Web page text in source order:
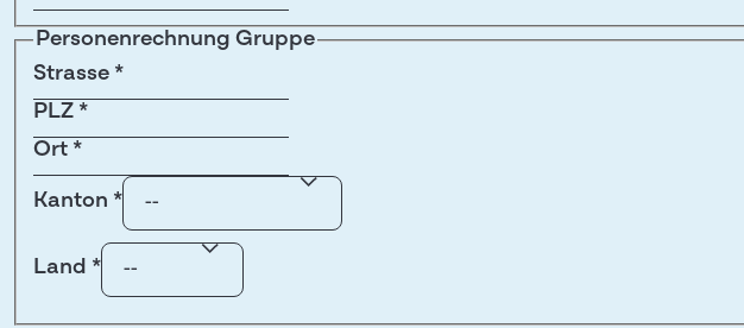
Personenrechnung Gruppe
Strasse *
PLZ *
Ort *
Kanton *
Land *